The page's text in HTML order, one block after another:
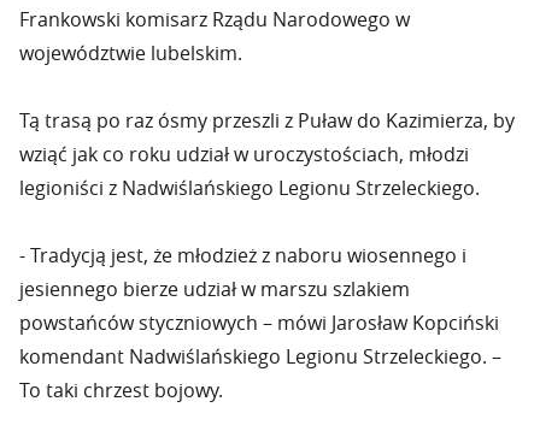
Frankowski komisarz Rządu Narodowego w
województwie lubelskim.
Tą trasą po raz ósmy przeszli z Puław do Kazimierza, by
wziąć jak co roku udział w uroczystościach, młodzi
legioniści z Nadwiślańskiego Legionu Strzeleckiego.
- Tradycją jest, że młodzież z naboru wiosennego i
jesiennego bierze udział w marszu szlakiem
powstańców styczniowych – mówi Jarosław Kopciński
komendant Nadwiślańskiego Legionu Strzeleckiego. –
To taki chrzest bojowy.